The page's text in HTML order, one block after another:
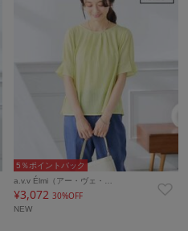
5％ポイントバック
a.v.v Élmi（アー・ヴェ・…
¥3,072 30%OFF
NEW